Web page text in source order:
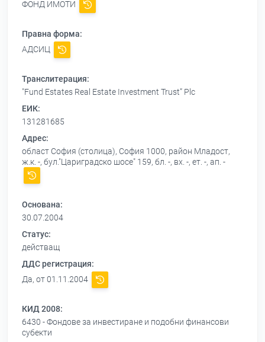
ФОНД ИМОТИ
Правна форма:
АДСИЦ
Транслитерация:
"Fund Estates Real Estate Investment Trust” Plc
ЕИК:
131281685
Адрес:
област София (столица), София 1000, район Младост,
ж.к. -, бул."Цариградско шосе" 159, бл. -, вх. -, ет. -, ап. -
Основана:
30.07.2004
Статус:
действащ
ДДС регистрация:
Да, от 01.11.2004
КИД 2008:
6430 - Фондове за инвестиране и подобни финансови
субекти